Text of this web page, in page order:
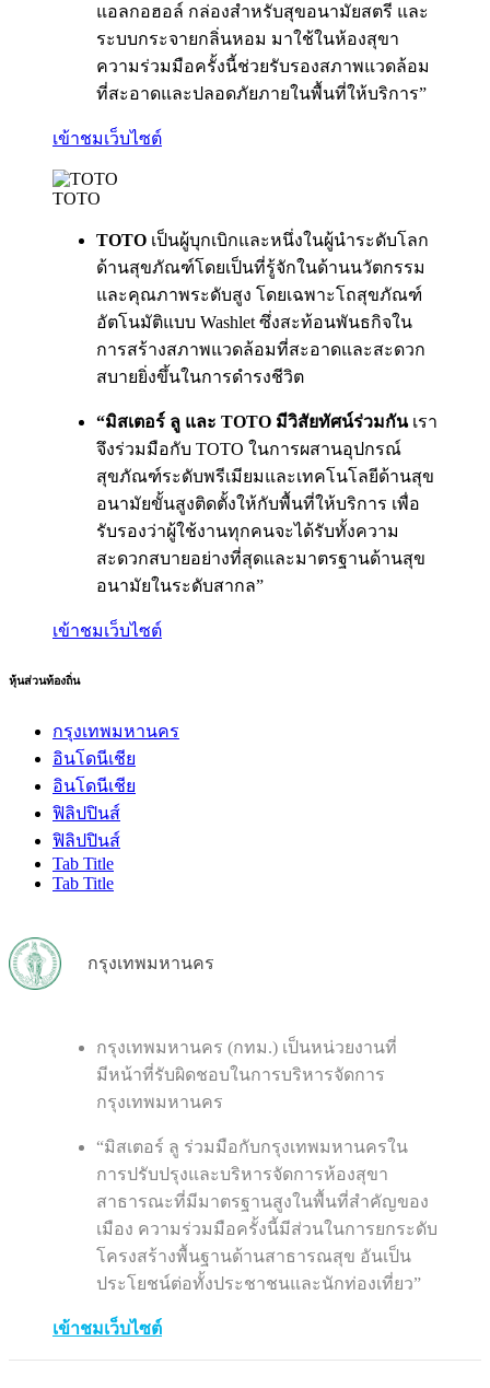
แอลกอฮอล์ กล่องสำหรับสุขอนามัยสตรี และ
ระบบกระจายกลิ่นหอม มาใช้ในห้องสุขา
ความร่วมมือครั้งนี้ช่วยรับรองสภาพแวดล้อม
ที่สะอาดและปลอดภัยภายในพื้นที่ให้บริการ”
เข้าชมเว็บไซต์
TOTO
TOTO เป็นผู้บุกเบิกและหนึ่งในผู้นำระดับโลก
ด้านสุขภัณฑ์โดยเป็นที่รู้จักในด้านนวัตกรรม
และคุณภาพระดับสูง โดยเฉพาะโถสุขภัณฑ์
อัตโนมัติแบบ Washlet ซึ่งสะท้อนพันธกิจใน
การสร้างสภาพแวดล้อมที่สะอาดและสะดวก
สบายยิ่งขึ้นในการดำรงชีวิต
“มิสเตอร์ ลู และ TOTO มีวิสัยทัศน์ร่วมกันเรา
จึงร่วมมือกับ TOTO ในการผสานอุปกรณ์
สุขภัณฑ์ระดับพรีเมียมและเทคโนโลยีด้านสุข
อนามัยขั้นสูงติดตั้งให้กับพื้นที่ให้บริการ เพื่อ
รับรองว่าผู้ใช้งานทุกคนจะได้รับทั้งความ
สะดวกสบายอย่างที่สุดและมาตรฐานด้านสุข
อนามัยในระดับสากล”
เข้าชมเว็บไซต์
หุ้นส่วนท้องถิ่น
กรุงเทพมหานคร
อินโดนีเชีย
อินโดนีเชีย
ฟิลิปปินส์
ฟิลิปปินส์
Tab Title
Tab Title
กรุงเทพมหานคร
กรุงเทพมหานคร (กทม.) เป็นหน่วยงานที่
มีหน้าที่รับผิดชอบในการบริหารจัดการ
กรุงเทพมหานคร
“มิสเตอร์ ลู ร่วมมือกับกรุงเทพมหานครใน
การปรับปรุงและบริหารจัดการห้องสุขา
สาธารณะที่มีมาตรฐานสูงในพื้นที่สำคัญของ
เมือง ความร่วมมือครั้งนี้มีส่วนในการยกระดับ
โครงสร้างพื้นฐานด้านสาธารณสุข อันเป็น
ประโยชน์ต่อทั้งประชาชนและนักท่องเที่ยว”
เข้าชมเว็บไซต์